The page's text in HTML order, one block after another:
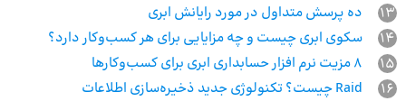
13
ده پرسش متداول در مورد رایانش ابری
14
سکوی ابری چیست و چه مزایایی برای هر کسب‌و‌کار دارد؟
15
16